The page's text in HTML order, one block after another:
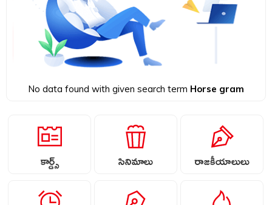
No data found with given search term Horse gram
కార్డ్స్ సినిమాలు రాజకీయాలులు